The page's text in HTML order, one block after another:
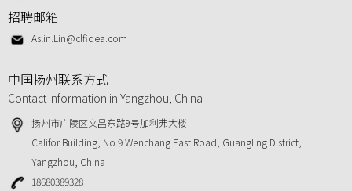
招聘邮箱
Aslin.Lin@clfidea.com
中国扬州联系方式
Contact information in Yangzhou, China
扬州市广陵区文昌东路9号加利弗大楼
Califor Building, No.9 Wenchang East Road, Guangling District,
Yangzhou, China
18680389328